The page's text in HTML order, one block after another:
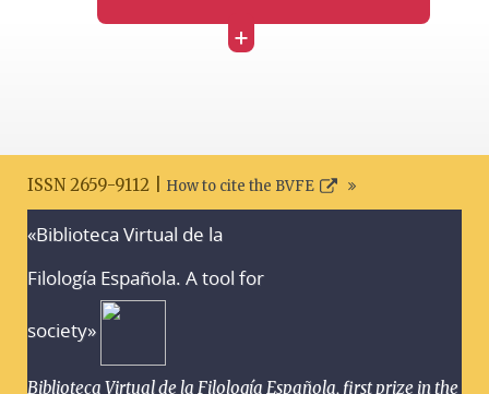
+
ISSN 2659-9112 | How to cite the BVFE
«Biblioteca Virtual de la
Filología Española. A tool for
society»
Biblioteca Virtual de la Filología Española, first prize in the